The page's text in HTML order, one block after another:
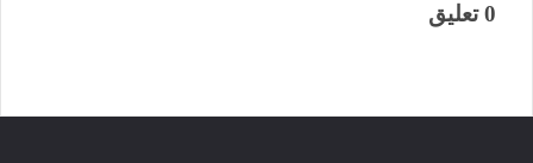
0 تعليق